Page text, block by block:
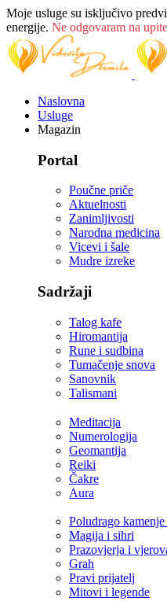
Moje usluge su isključivo
energije. Ne odgovaram na
Naslovna
Usluge
Magazin
Portal
Poučne priče
Aktuelnosti
Zanimljivosti
Narodna medicina
Vicevi i šale
Mudre izreke
Sadržaji
Talog kafe
Hiromantija
Rune i sudbina
Tumačenje snova
Sanovnik
Talismani
Meditacija
Numerologija
Geomantija
Reiki
Čakre
Aura
Poludrago
Magija i sihri
Prazovjerja i
Grah
Pravi prijatelj
Mitovi i legende